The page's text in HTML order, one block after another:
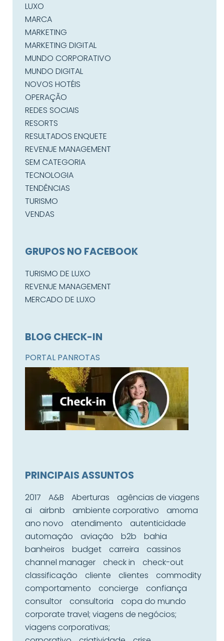
LUXO
MARCA
MARKETING
MARKETING DIGITAL
MUNDO CORPORATIVO
MUNDO DIGITAL
NOVOS HOTÉIS
OPERAÇÃO
REDES SOCIAIS
RESORTS
RESULTADOS ENQUETE
REVENUE MANAGEMENT
SEM CATEGORIA
TECNOLOGIA
TENDÊNCIAS
TURISMO
VENDAS
GRUPOS NO FACEBOOK
TURISMO DE LUXO
REVENUE MANAGEMENT
MERCADO DE LUXO
BLOG CHECK-IN
PORTAL PANROTAS
PRINCIPAIS ASSUNTOS
2017 A&B Aberturas
agências de viagens
ai
airbnb ambiente corporativo
amoma
ano novo
atendimento
autenticidade
automação
aviação b2b
bahia
banheiros
budget carreira
cassinos
channel manager
check in
check-out
classificação
cliente clientes
commodity
comportamento
concierge
confiança
consultor
consultoria
copa do mundo
corporate travel; viagens de negócios;
viagens corporativas;